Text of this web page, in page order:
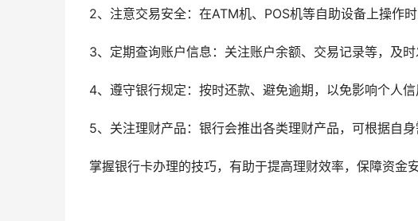
2、注意交易安全：在ATM机、POS机等自助设备上操作
3、定期查询账户信息：关注账户余额、交易记录等，及时
4、遵守银行规定：按时还款、避免逾期，以免影响个人信
5、关注理财产品：银行会推出各类理财产品，可根据自身
掌握银行卡办理的技巧，有助于提高理财效率，保障资金